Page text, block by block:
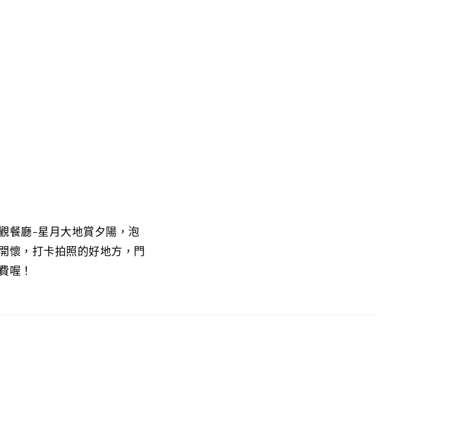
餐廳-星月大地賞夕陽，泡
懷，打卡拍照的好地方，門
喔！